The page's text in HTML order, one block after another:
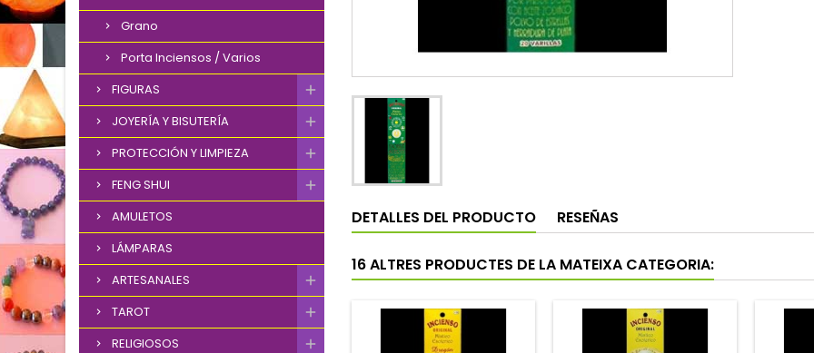
Grano
Porta Inciensos / Varios
FIGURAS
JOYERÍA Y BISUTERÍA
PROTECCIÓN Y LIMPIEZA
FENG SHUI
AMULETOS
LÁMPARAS
ARTESANALES
TAROT
RELIGIOSOS
DETALLES DEL PRODUCTO RESEÑAS
16 ALTRES PRODUCTES DE LA MATEIXA CATEGORIA: